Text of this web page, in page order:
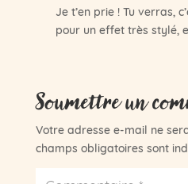
Je t’en prie ! Tu verras,
pour un effet très stylé,
Soumettre un
Votre adresse e-mail ne
champs obligatoires sont